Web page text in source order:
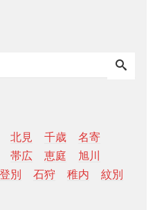
北見 千歳
名寄
帯広 恵庭
旭川
登別 石狩 稚内
紋別